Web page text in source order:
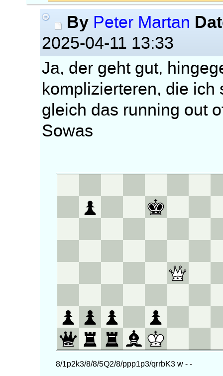
By Peter Martan
2025-04-11 13:33
Ja, der geht gut,
komplizierteren, die ich
gleich das running out
Sowas